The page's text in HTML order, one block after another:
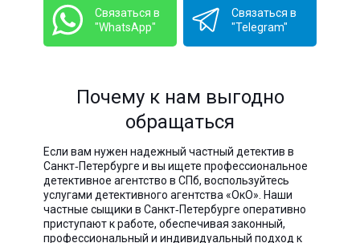
Связаться в
"WhatsApp"
Связаться в
"Telegram"
Почему к нам выгодно
обращаться
Если вам нужен надежный частный детектив в
Санкт‑Петербурге и вы ищете профессиональное
детективное агентство в СПб, воспользуйтесь
услугами детективного агентства «ОкО». Наши
частные сыщики в Санкт‑Петербурге оперативно
приступают к работе, обеспечивая законный,
профессиональный и индивидуальный подход к